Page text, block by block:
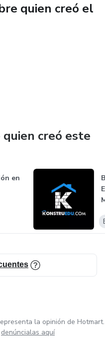
quien creó el
creó este
en
la opinión de Hotmart.
denúncialas aquí